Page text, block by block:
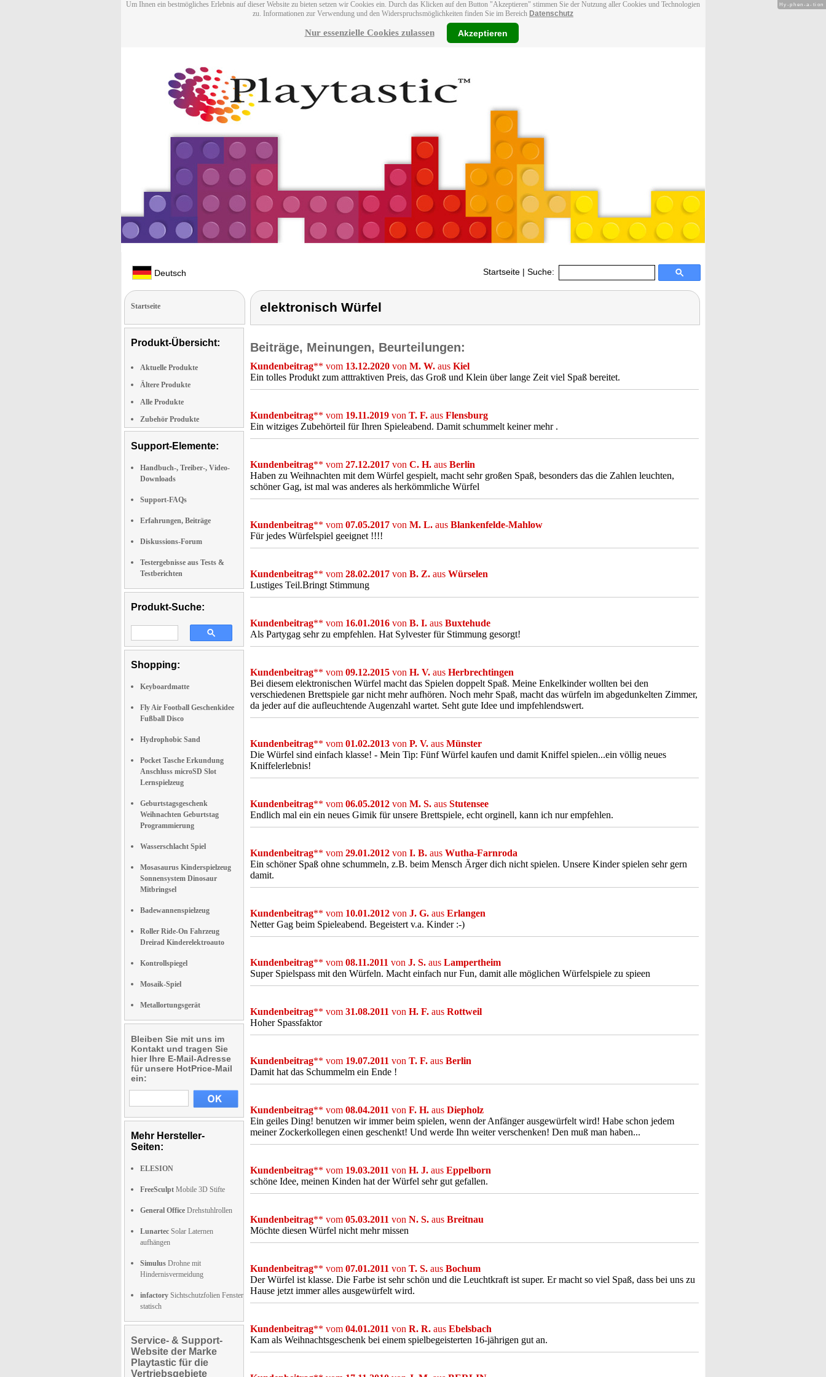
Um Ihnen ein bestmögliches Erlebnis auf dieser Website zu bieten setzen wir Cookies ein. Durch das Klicken auf den Button "Akzeptieren" stimmen Sie der Nutzung aller Cookies und Technologien
zu. Informationen zur Verwendung und den Widerspruchsmöglichkeiten finden Sie im Bereich Datenschutz
Nur essenzielle Cookies zulassen Akzeptieren
Deutsch Startseite | Suche:
Startseite
Produkt-Übersicht:
Aktuelle Produkte
Ältere Produkte
Alle Produkte
Zubehör Produkte
Support-Elemente:
Handbuch-, Treiber-, Video-
Downloads
Support-FAQs
Erfahrungen, Beiträge
Diskussions-Forum
Testergebnisse aus Tests &
Testberichten
Produkt-Suche:
Shopping:
Keyboardmatte
Fly Air Football Geschenkidee
Fußball Disco
Hydrophobic Sand
Pocket Tasche Erkundung
Anschluss microSD Slot
Lernspielzeug
Geburtstagsgeschenk
Weihnachten Geburtstag
Programmierung
Wasserschlacht Spiel
Mosasaurus Kinderspielzeug
Sonnensystem Dinosaur
Mitbringsel
Badewannenspielzeug
Roller Ride-On Fahrzeug
Dreirad Kinderelektroauto
Kontrollspiegel
Mosaik-Spiel
Metallortungsgerät
Bleiben Sie mit uns im
Kontakt und tragen Sie
hier Ihre E-Mail-Adresse
für unsere HotPrice-Mail
ein:
Mehr Hersteller-
Seiten:
ELESION
FreeSculpt Mobile 3D Stifte
General Office Drehstuhlrollen
Lunartec Solar Laternen
aufhängen
Simulus Drohne mit
Hindernisvermeidung
infactory Sichtschutzfolien Fenster
statisch
Service- & Support-
Website der Marke
Playtastic für die
Vertriebsgebiete
elektronisch Würfel
Beiträge, Meinungen, Beurteilungen:
Kundenbeitrag** vom 13.12.2020 von M. W. aus Kiel
Ein tolles Produkt zum atttraktiven Preis, das Groß und Klein über lange Zeit viel Spaß bereitet.
Kundenbeitrag** vom 19.11.2019 von T. F. aus Flensburg
Ein witziges Zubehörteil für Ihren Spieleabend. Damit schummelt keiner mehr .
Kundenbeitrag** vom 27.12.2017 von C. H. aus Berlin
Haben zu Weihnachten mit dem Würfel gespielt, macht sehr großen Spaß, besonders das die Zahlen leuchten,
schöner Gag, ist mal was anderes als herkömmliche Würfel
Kundenbeitrag** vom 07.05.2017 von M. L. aus Blankenfelde-Mahlow
Für jedes Würfelspiel geeignet !!!!
Kundenbeitrag** vom 28.02.2017 von B. Z. aus Würselen
Lustiges Teil.Bringt Stimmung
Kundenbeitrag** vom 16.01.2016 von B. I. aus Buxtehude
Als Partygag sehr zu empfehlen. Hat Sylvester für Stimmung gesorgt!
Kundenbeitrag** vom 09.12.2015 von H. V. aus Herbrechtingen
Bei diesem elektronischen Würfel macht das Spielen doppelt Spaß. Meine Enkelkinder wollten bei den
verschiedenen Brettspiele gar nicht mehr aufhören. Noch mehr Spaß, macht das würfeln im abgedunkelten Zimmer,
da jeder auf die aufleuchtende Augenzahl wartet. Seht gute Idee und impfehlendswert.
Kundenbeitrag** vom 01.02.2013 von P. V. aus Münster
Die Würfel sind einfach klasse! - Mein Tip: Fünf Würfel kaufen und damit Kniffel spielen...ein völlig neues
Kniffelerlebnis!
Kundenbeitrag** vom 06.05.2012 von M. S. aus Stutensee
Endlich mal ein ein neues Gimik für unsere Brettspiele, echt orginell, kann ich nur empfehlen.
Kundenbeitrag** vom 29.01.2012 von I. B. aus Wutha-Farnroda
Ein schöner Spaß ohne schummeln, z.B. beim Mensch Ärger dich nicht spielen. Unsere Kinder spielen sehr gern
damit.
Kundenbeitrag** vom 10.01.2012 von J. G. aus Erlangen
Netter Gag beim Spieleabend. Begeistert v.a. Kinder :-)
Kundenbeitrag** vom 08.11.2011 von J. S. aus Lampertheim
Super Spielspass mit den Würfeln. Macht einfach nur Fun, damit alle möglichen Würfelspiele zu spieen
Kundenbeitrag** vom 31.08.2011 von H. F. aus Rottweil
Hoher Spassfaktor
Kundenbeitrag** vom 19.07.2011 von T. F. aus Berlin
Damit hat das Schummelm ein Ende !
Kundenbeitrag** vom 08.04.2011 von F. H. aus Diepholz
Ein geiles Ding! benutzen wir immer beim spielen, wenn der Anfänger ausgewürfelt wird! Habe schon jedem
meiner Zockerkollegen einen geschenkt! Und werde Ihn weiter verschenken! Den muß man haben...
Kundenbeitrag** vom 19.03.2011 von H. J. aus Eppelborn
schöne Idee, meinen Kinden hat der Würfel sehr gut gefallen.
Kundenbeitrag** vom 05.03.2011 von N. S. aus Breitnau
Möchte diesen Würfel nicht mehr missen
Kundenbeitrag** vom 07.01.2011 von T. S. aus Bochum
Der Würfel ist klasse. Die Farbe ist sehr schön und die Leuchtkraft ist super. Er macht so viel Spaß, dass bei uns zu
Hause jetzt immer alles ausgewürfelt wird.
Kundenbeitrag** vom 04.01.2011 von R. R. aus Ebelsbach
Kam als Weihnachtsgeschenk bei einem spielbegeisterten 16-jährigen gut an.
Hy-phen-a-tion